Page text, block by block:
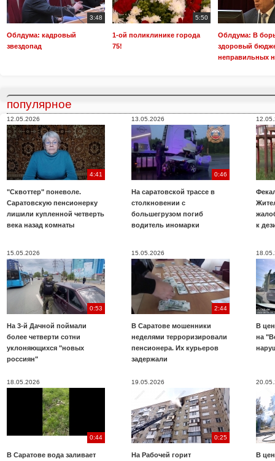
3:48
Облдума: кадровый
звездопад
5:50
1-ой поликлинике города
75!
Облдума: В
здоровый
неправильных
популярное
12.05.2026
4:41
"Сквоттер" поневоле.
Саратовскую пенсионерку
лишили купленной четверть
века назад комнаты
13.05.2026
0:46
На саратовской трассе в
столкновении с
большегрузом погиб
водитель иномарки
к
15.05.2026
0:53
На 3-й Дачной поймали
более четверти сотни
уклоняющихся "новых
россиян"
15.05.2026
2:44
В Саратове мошенники
неделями терроризировали
пенсионера. Их курьеров
задержали
В
на
18.05.2026
0:44
В Саратове вода заливает
19.05.2026
0:25
На Рабочей горит
В